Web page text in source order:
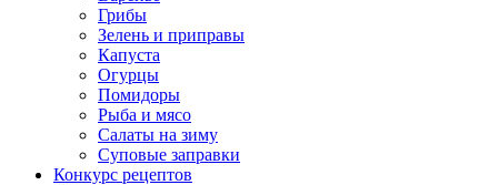
Грибы
Зелень и приправы
Капуста
Огурцы
Помидоры
Рыба и мясо
Салаты на зиму
Суповые заправки
Конкурс рецептов